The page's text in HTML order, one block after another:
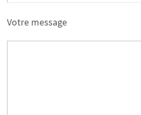
Votre message